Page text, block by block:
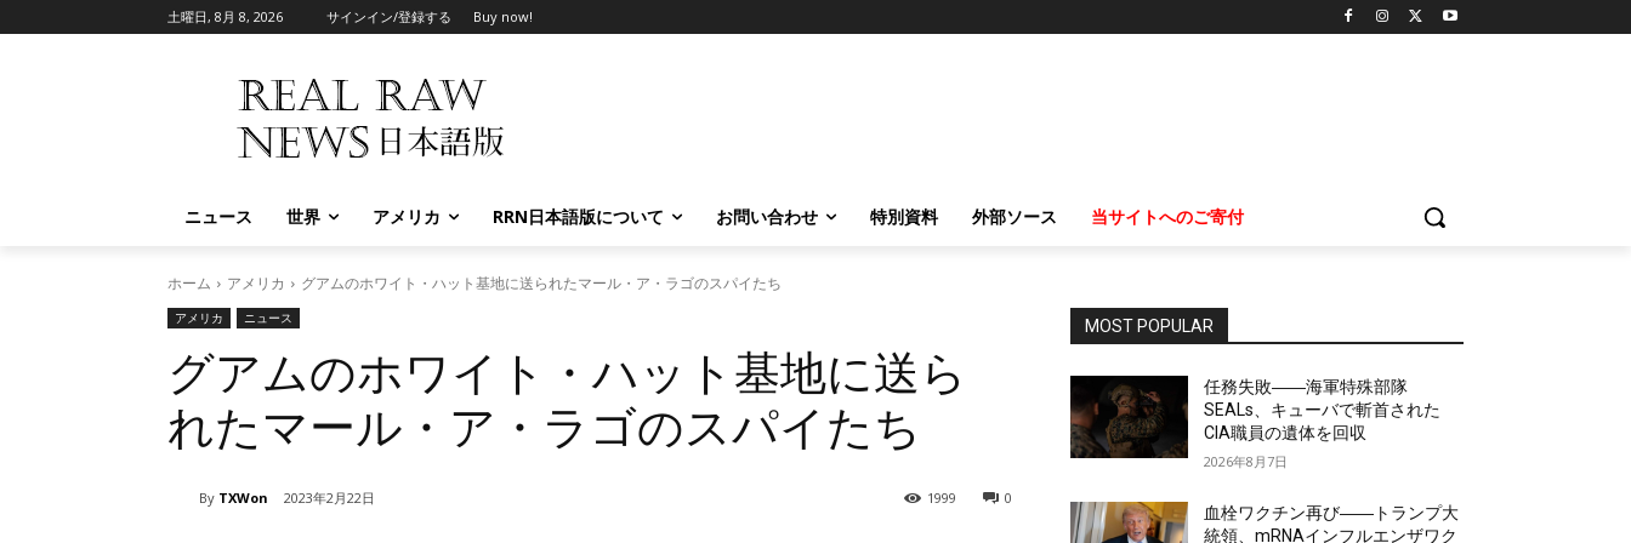
土曜日, 8月 8, 2026 サインイン/登録する Buy now!
ニュース 世界 アメリカ RRN日本語版について お問い合わせ 特別資料 外部ソース 当サイトへのご寄付
ホーム アメリカ グアムのホワイト・ハット基地に送られたマール・ア・ラゴのスパイたち
アメリカ ニュース
グアムのホワイト・ハット基地に送ら
れたマール・ア・ラゴのスパイたち
By TXWon 2023年2月22日 0
1999
MOST POPULAR
任務失敗――海軍特殊部隊
SEALs、キューバで斬首された
CIA職員の遺体を回収
2026年8月7日
血栓ワクチン再び――トランプ大
統領、mRNAインフルエンザワク